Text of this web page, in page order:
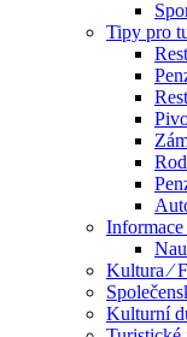
Tipy pro
Kultura ⁄
Kulturní